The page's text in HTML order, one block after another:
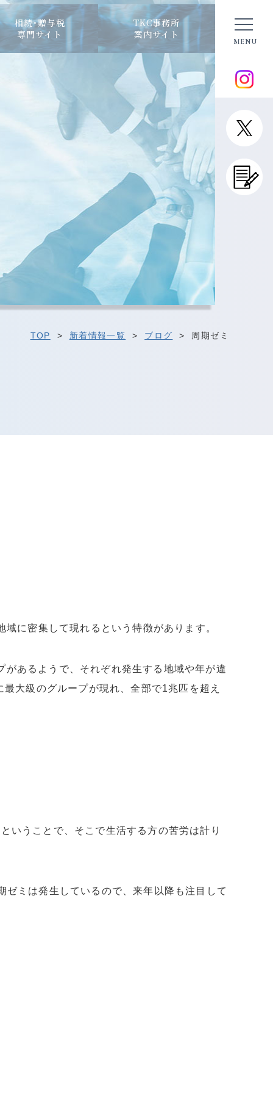
相続･贈与税
専門サイト
TKC事務所
案内サイト
TOP > 新着情報一覧 > ブログ > 周期ゼミ
に密集して現れるという特徴があります。
あるようで、それぞれ発生する地域や年が違
大級のグループが現れ、全部で1兆匹を超え
いうことで、そこで生活する方の苦労は計り
ミは発生しているので、来年以降も注目して